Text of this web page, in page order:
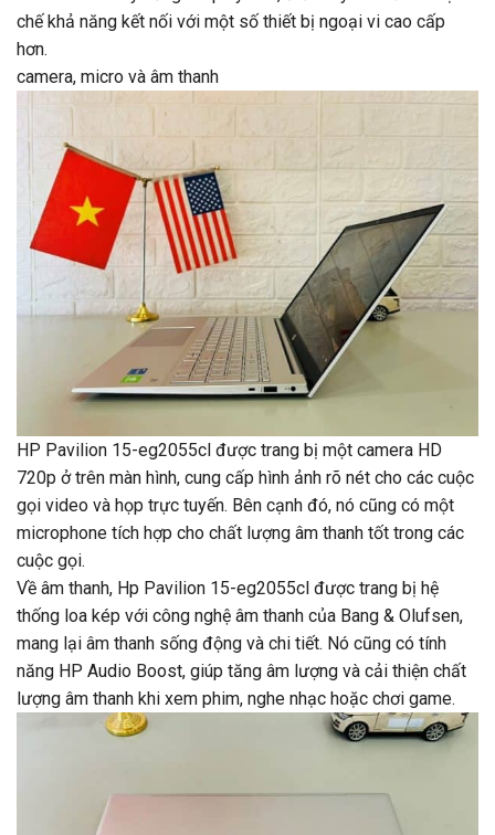
chế khả năng kết nối với một số thiết bị ngoại vi cao cấp
hơn.
camera, micro và âm thanh
HP Pavilion 15-eg2055cl được trang bị một camera HD
720p ở trên màn hình, cung cấp hình ảnh rõ nét cho các cuộc
gọi video và họp trực tuyến. Bên cạnh đó, nó cũng có một
microphone tích hợp cho chất lượng âm thanh tốt trong các
cuộc gọi.
Về âm thanh, Hp Pavilion 15-eg2055cl được trang bị hệ
thống loa kép với công nghệ âm thanh của Bang & Olufsen,
mang lại âm thanh sống động và chi tiết. Nó cũng có tính
năng HP Audio Boost, giúp tăng âm lượng và cải thiện chất
lượng âm thanh khi xem phim, nghe nhạc hoặc chơi game.